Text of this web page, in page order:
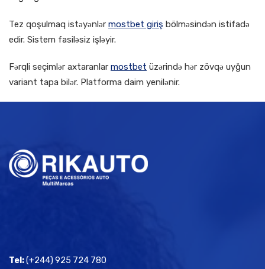
Tez qoşulmaq istəyənlər mostbet giriş bölməsindən istifadə
edir. Sistem fasiləsiz işləyir.
Fərqli seçimlər axtaranlar mostbet üzərində hər zövqə uyğun
variant tapa bilər. Platforma daim yenilənir.
Tel:(+244) 925 724 780